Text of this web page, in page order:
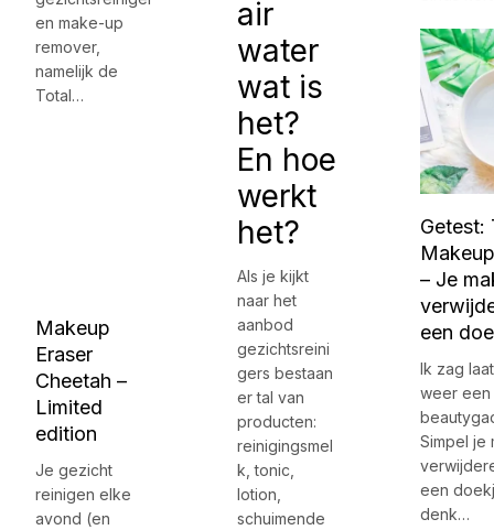
en make-up
remover,
namelijk de
Total…
Makeup
Eraser
Cheetah –
Limited
edition
Je gezicht
reinigen elke
avond (en
air
water
wat is
het?
En hoe
werkt
het?
Als je kijkt
naar het
aanbod
gezichtsreini
gers bestaan
er tal van
producten:
reinigingsmel
k, tonic,
lotion,
schuimende
Getest:
– Je
een
Ik zag
weer een
Simpel je
een
denk…